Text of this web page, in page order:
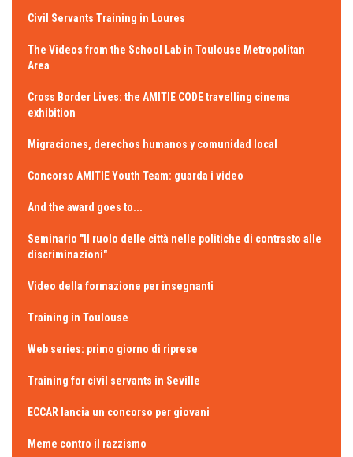
Civil Servants Training in Loures
The Videos from the School Lab in Toulouse Metropolitan
Area
Cross Border Lives: the AMITIE CODE travelling cinema
exhibition
Migraciones, derechos humanos y comunidad local
Concorso AMITIE Youth Team: guarda i video
And the award goes to...
Seminario "Il ruolo delle città nelle politiche di contrasto alle
discriminazioni"
Video della formazione per insegnanti
Training in Toulouse
Web series: primo giorno di riprese
Training for civil servants in Seville
ECCAR lancia un concorso per giovani
Meme contro il razzismo